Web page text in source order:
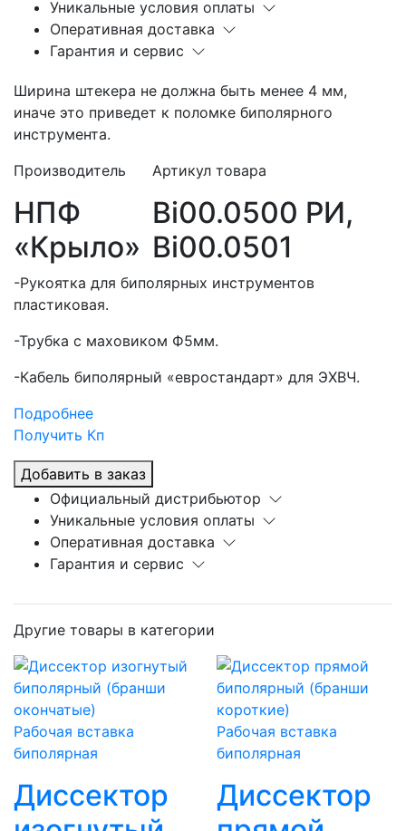
Уникальные условия оплаты
Оперативная доставка
Гарантия и сервис
Ширина штекера не должна быть менее 4 мм,
иначе это приведет к поломке биполярного
инструмента.
Производитель
НПФ
«Крыло»
Артикул товара
Bi00.0500 РИ,
Bi00.0501
-Рукоятка для биполярных инструментов
пластиковая.
-Трубка с маховиком Ф5мм.
-Кабель биполярный «евростандарт» для ЭХВЧ.
Подробнее
Получить Кп
Добавить в заказ
Официальный дистрибьютор
Уникальные условия оплаты
Оперативная доставка
Гарантия и сервис
Другие товары в категории
Рабочая вставка
биполярная
Диссектор
Рабочая вставка
биполярная
Диссектор